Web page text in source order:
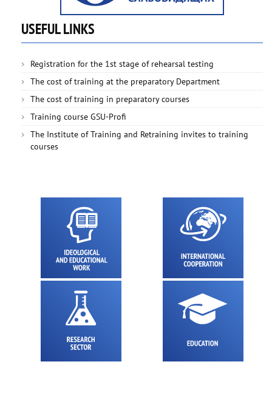
USEFUL LINKS
Registration for the 1st stage of rehearsal testing
The cost of training at the preparatory Department
The cost of training in preparatory courses
Training course GSU-Profi
The Institute of Training and Retraining invites to training
courses